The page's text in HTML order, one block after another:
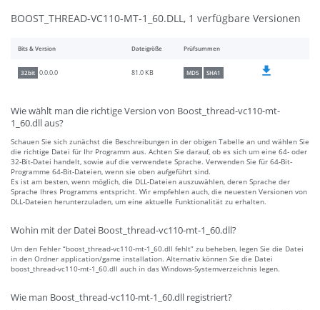
BOOST_THREAD-VC110-MT-1_60.DLL, 1 verfügbare Versionen
Bits & Version Dateigröße Prüfsummen
32bit 0.0.0.0 81.0 KB MD5 SHA1
Wie wählt man die richtige Version von Boost_thread-vc110-mt-
1_60.dll aus?
Schauen Sie sich zunächst die Beschreibungen in der obigen Tabelle an und wählen Sie
die richtige Datei für Ihr Programm aus. Achten Sie darauf, ob es sich um eine 64- oder
32-Bit-Datei handelt, sowie auf die verwendete Sprache. Verwenden Sie für 64-Bit-
Programme 64-Bit-Dateien, wenn sie oben aufgeführt sind.
Es ist am besten, wenn möglich, die DLL-Dateien auszuwählen, deren Sprache der
Sprache Ihres Programms entspricht. Wir empfehlen auch, die neuesten Versionen von
DLL-Dateien herunterzuladen, um eine aktuelle Funktionalität zu erhalten.
Wohin mit der Datei Boost_thread-vc110-mt-1_60.dll?
Um den Fehler “boost_thread-vc110-mt-1_60.dll fehlt” zu beheben, legen Sie die Datei
in den Ordner application/game installation. Alternativ können Sie die Datei
boost_thread-vc110-mt-1_60.dll auch in das Windows-Systemverzeichnis legen.
Wie man Boost_thread-vc110-mt-1_60.dll registriert?